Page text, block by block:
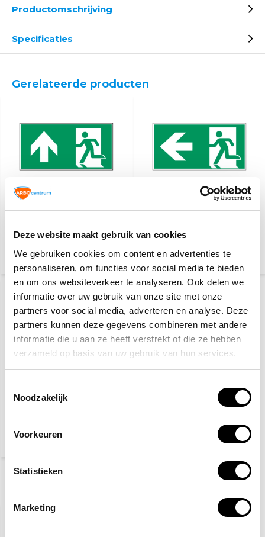
Deze website maakt gebruik van cookies
We gebruiken cookies om content en advertenties te
personaliseren, om functies voor social media te bieden
en om ons websiteverkeer te analyseren. Ook delen we
informatie over uw gebruik van onze site met onze
partners voor social media, adverteren en analyse. Deze
partners kunnen deze gegevens combineren met andere
informatie die u aan ze heeft verstrekt of die ze hebben
verzameld op basis van uw gebruik van hun services.
Noodzakelijk
Voorkeuren
Statistieken
Marketing
Productomschrijving
Specificaties
Gerelateerde producten
Nooduitgang rechtdoor
4,10
(4,96 Incl. btw)
Nooduitgang naar links
(4,96 Incl. btw)
rechts
9,20